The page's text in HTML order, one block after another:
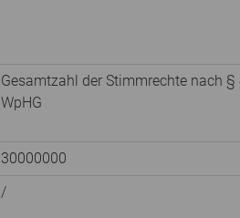
Gesamtzahl der Stimmrechte nach §
WpHG
30000000
/